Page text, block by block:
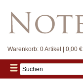
Warenkorb: 0 Artikel | 0,00 €